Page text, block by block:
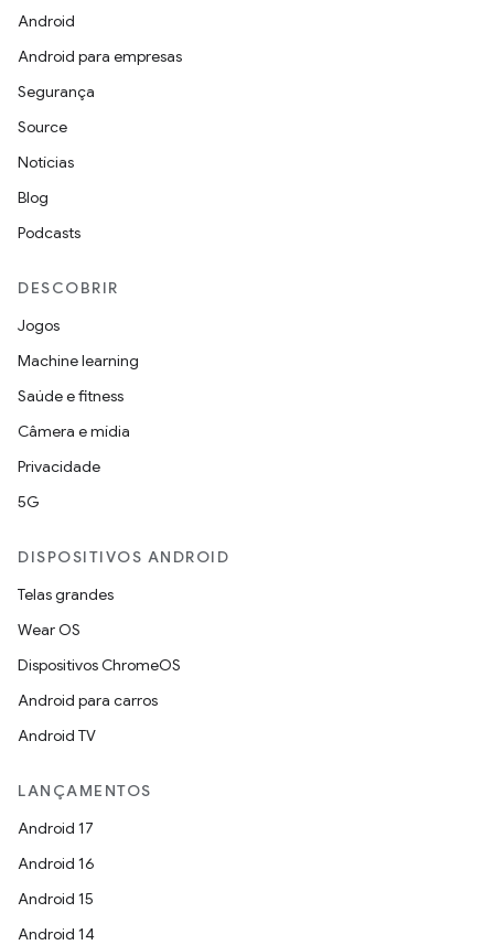
Android
Android para empresas
Segurança
Source
Notícias
Blog
Podcasts
DESCOBRIR
Jogos
Machine learning
Saúde e fitness
Câmera e mídia
Privacidade
5G
DISPOSITIVOS ANDROID
Telas grandes
Wear OS
Dispositivos ChromeOS
Android para carros
Android TV
LANÇAMENTOS
Android 17
Android 16
Android 15
Android 14